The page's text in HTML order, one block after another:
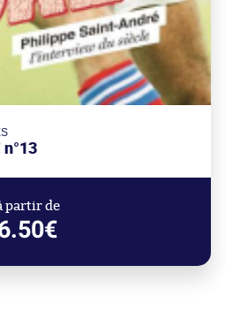
partir de